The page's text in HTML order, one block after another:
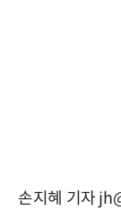
손지혜 기자